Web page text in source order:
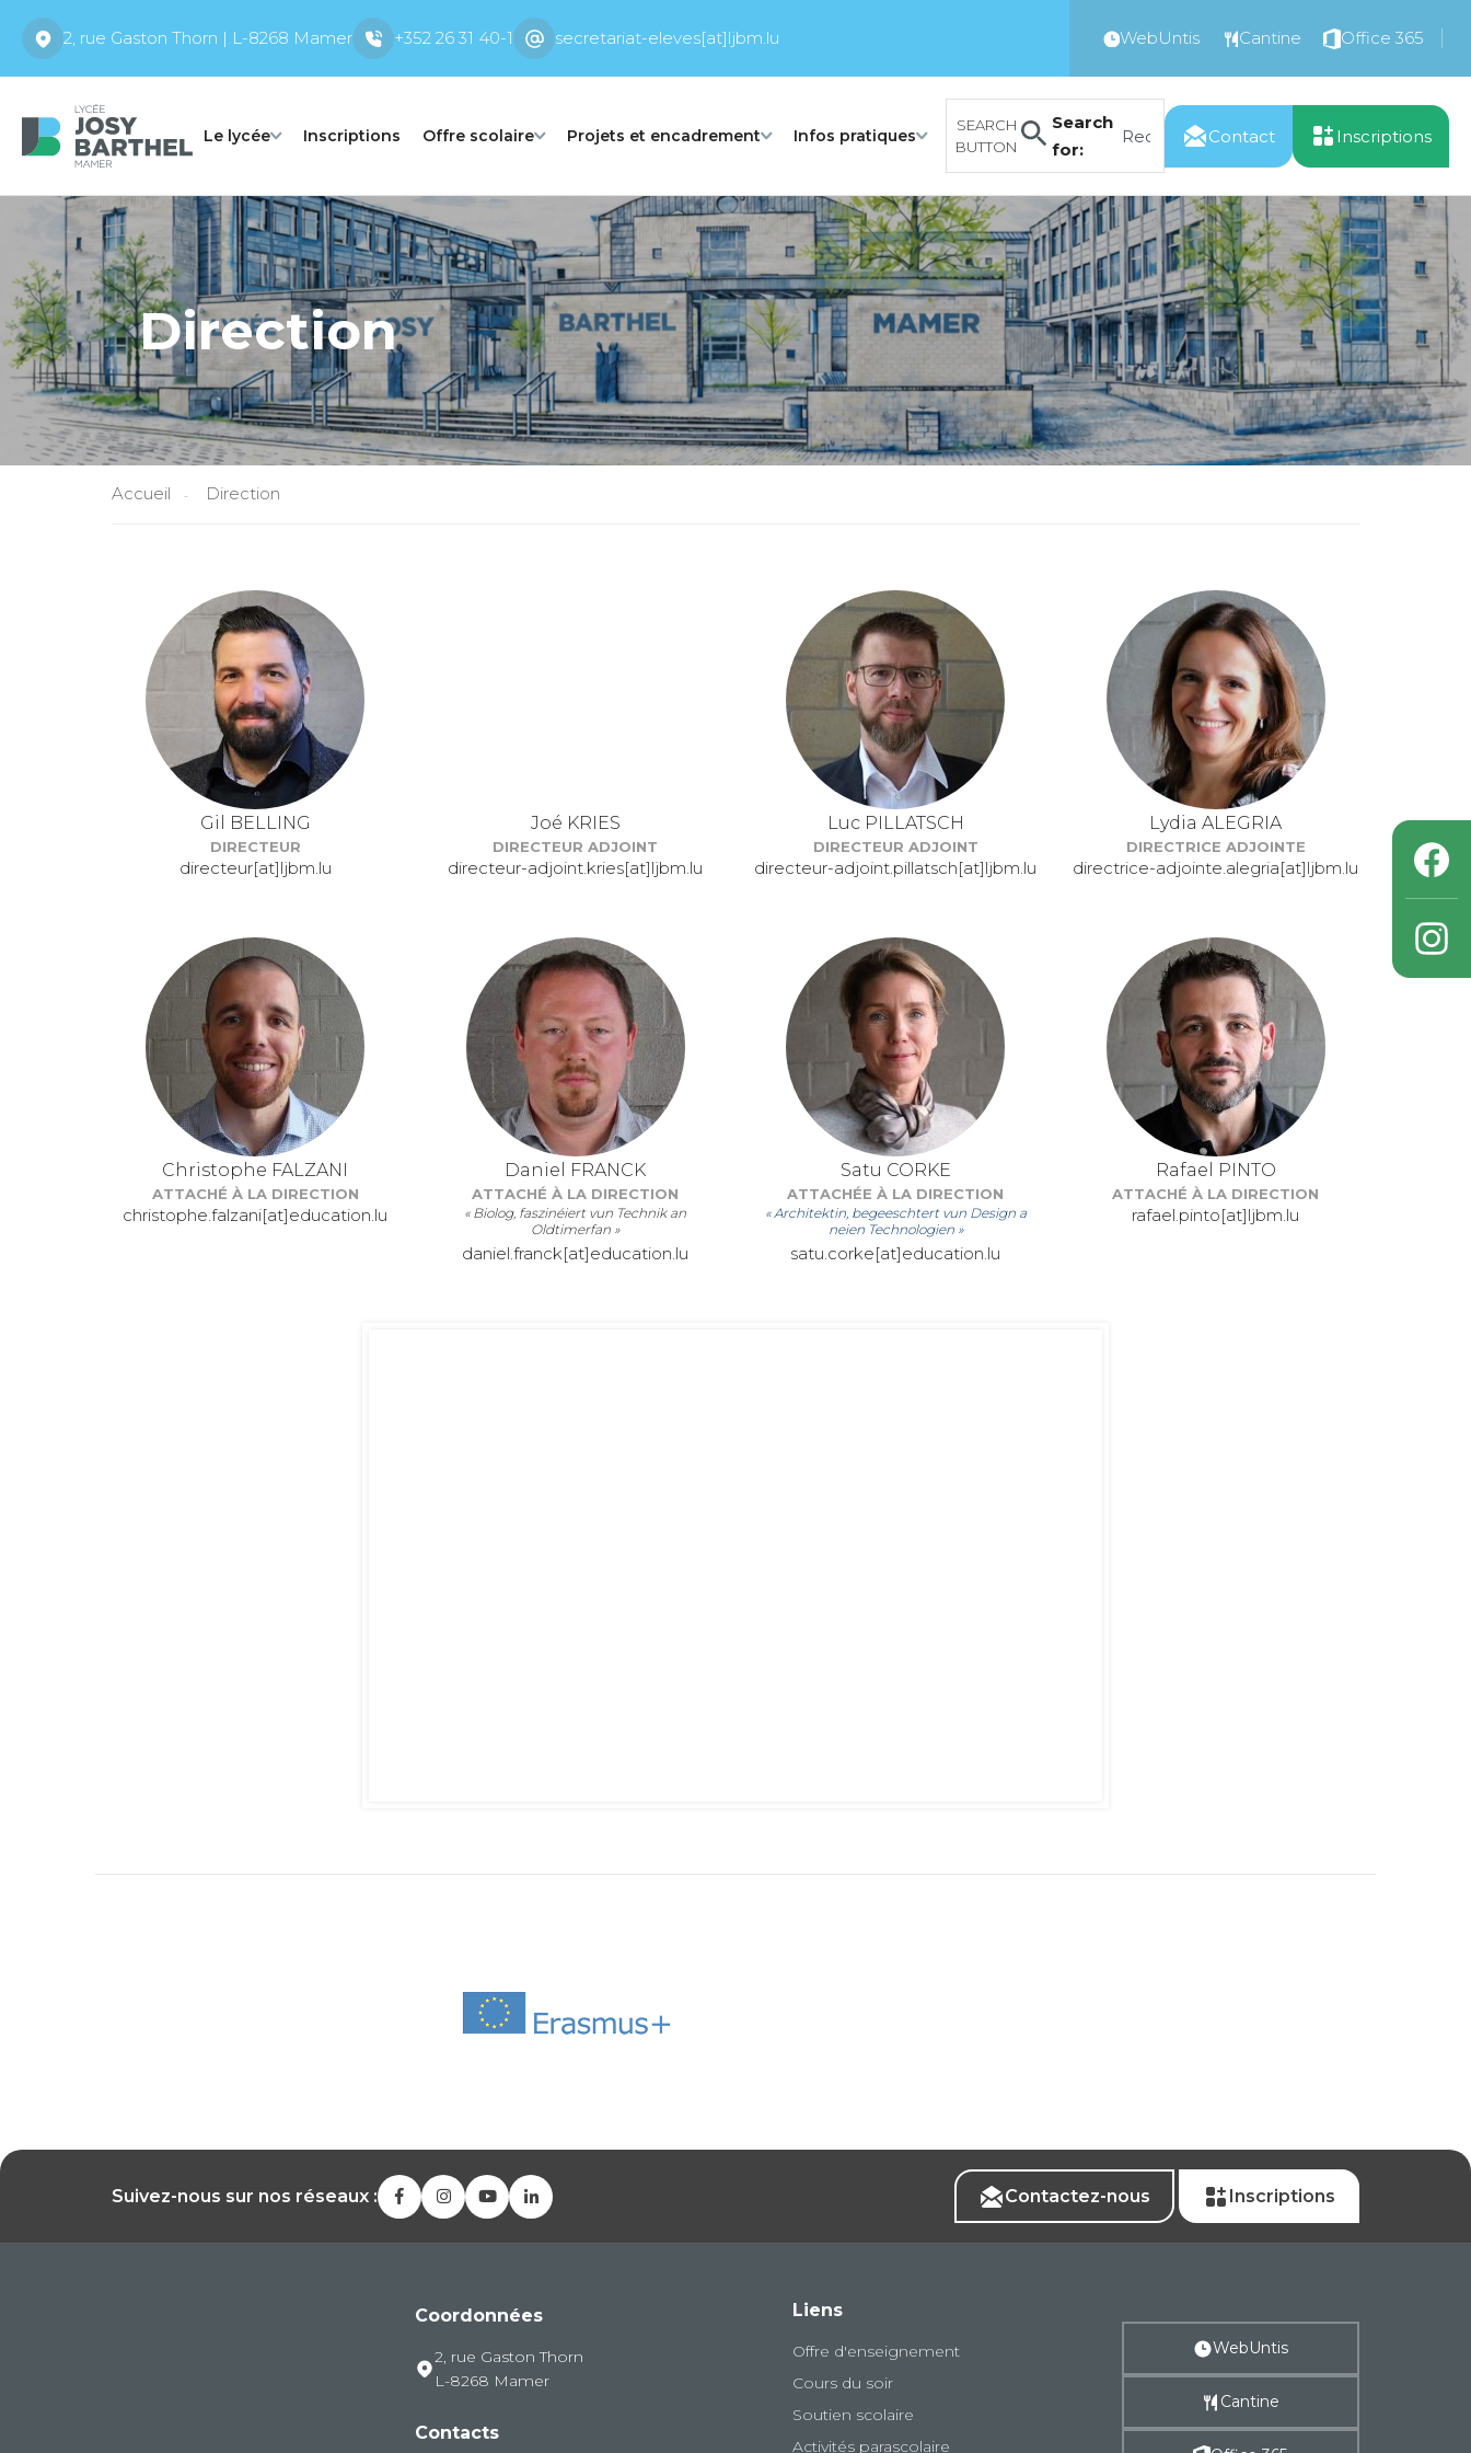
2, rue Gaston Thorn | L-8268 Mamer +352 26 31 40-1 secretariat-eleves[at]ljbm.lu WebUntis Cantine Office 365
Le lycée Inscriptions Offre scolaire Projets et encadrement Infos pratiques
Search
for:
SEARCH
BUTTON
Contact Inscriptions
Direction
Accueil Direction
Gil BELLING
DIRECTEUR
directeur[at]ljbm.lu
Joé KRIES
DIRECTEUR ADJOINT
directeur-adjoint.kries[at]ljbm.lu
Luc PILLATSCH
DIRECTEUR ADJOINT
directeur-adjoint.pillatsch[at]ljbm.lu
Lydia ALEGRIA
DIRECTRICE ADJOINTE
directrice-adjointe.alegria[at]ljbm.lu
Christophe FALZANI
ATTACHÉ À LA DIRECTION
christophe.falzani[at]education.lu
Daniel FRANCK
ATTACHÉ À LA DIRECTION
« Biolog, faszinéiert vun Technik an
Oldtimerfan »
daniel.franck[at]education.lu
Satu CORKE
ATTACHÉE À LA DIRECTION
« Architektin, begeeschtert vun Design a
neien Technologien »
satu.corke[at]education.lu
Rafael PINTO
ATTACHÉ À LA DIRECTION
rafael.pinto[at]ljbm.lu
Suivez-nous sur nos réseaux : Contactez-nous Inscriptions
Coordonnées
2, rue Gaston Thorn
L-8268 Mamer
Contacts
Liens
Offre d'enseignement
Cours du soir
Soutien scolaire
Activités parascolaire
WebUntis
Cantine